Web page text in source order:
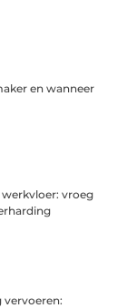
en wanneer
vroeg
vervoeren: